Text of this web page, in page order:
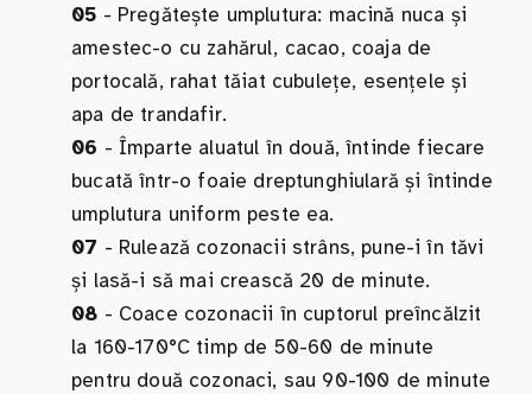
05 - Pregătește umplutura: macină nuca și
amestec-o cu zahărul, cacao, coaja de
portocală, rahat tăiat cubulețe, esențele și
apa de trandafir.
06 - Împarte aluatul în două, întinde fiecare
bucată într-o foaie dreptunghiulară și întinde
umplutura uniform peste ea.
07 - Rulează cozonacii strâns, pune-i în tăvi
și lasă-i să mai crească 20 de minute.
08 - Coace cozonacii în cuptorul preîncălzit
la 160-170°C timp de 50-60 de minute
pentru două cozonaci, sau 90-100 de minute